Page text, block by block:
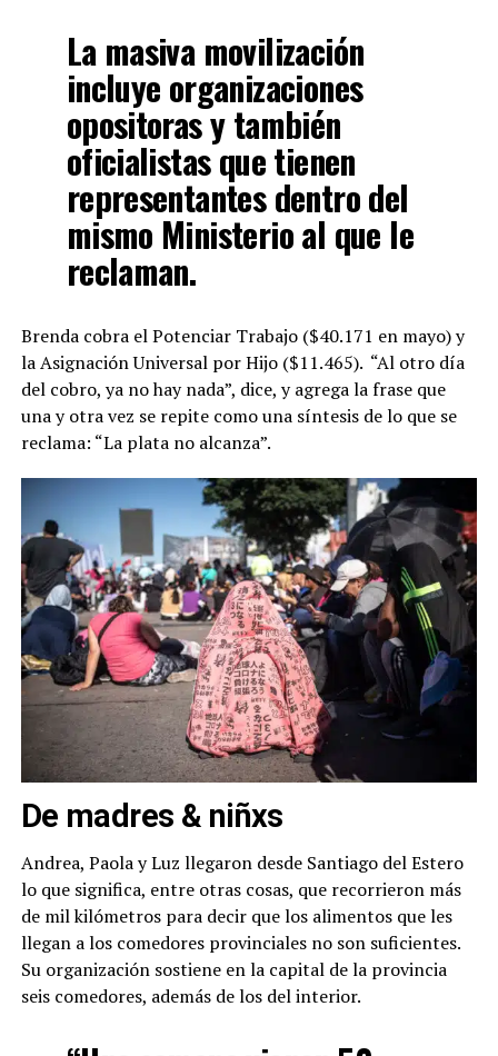
La masiva movilización
incluye organizaciones
opositoras y también
oficialistas que tienen
representantes dentro del
mismo Ministerio al que le
reclaman.
Brenda cobra el Potenciar Trabajo ($40.171 en mayo) y
la Asignación Universal por Hijo ($11.465). “Al otro día
del cobro, ya no hay nada”, dice, y agrega la frase que
una y otra vez se repite como una síntesis de lo que se
reclama: “La plata no alcanza”.
De madres & niñxs
Andrea, Paola y Luz llegaron desde Santiago del Estero
lo que significa, entre otras cosas, que recorrieron más
de mil kilómetros para decir que los alimentos que les
llegan a los comedores provinciales no son suficientes.
Su organización sostiene en la capital de la provincia
seis comedores, además de los del interior.